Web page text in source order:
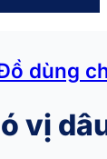
dùng
vị